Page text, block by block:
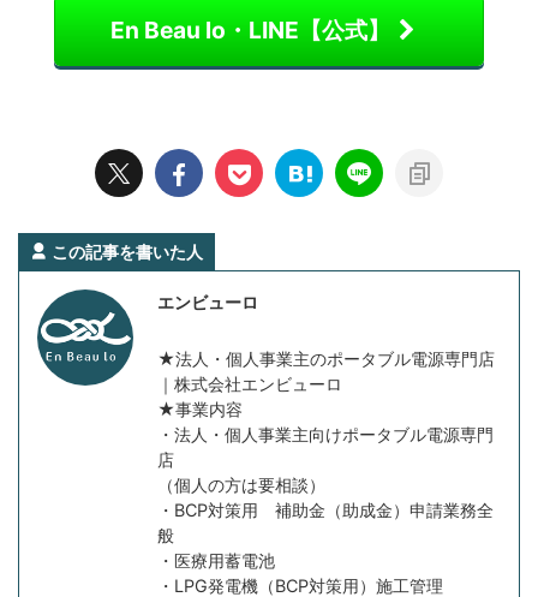
En Beau lo・LINE【公式】
この記事を書いた人
エンビューロ
★法人・個人事業主のポータブル電源専門店
｜株式会社エンビューロ
★事業内容
・法人・個人事業主向けポータブル電源専門
店
（個人の方は要相談）
・BCP対策用 補助金（助成金）申請業務全
般
・医療用蓄電池
・LPG発電機（BCP対策用）施工管理